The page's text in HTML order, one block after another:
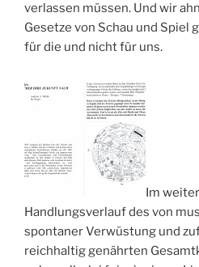
verlassen müssen. Und wir
Gesetze von Schau und Spiel
für die und nicht für uns.
Im
Handlungsverlauf des von
spontaner Verwüstung und
reichhaltig genährten